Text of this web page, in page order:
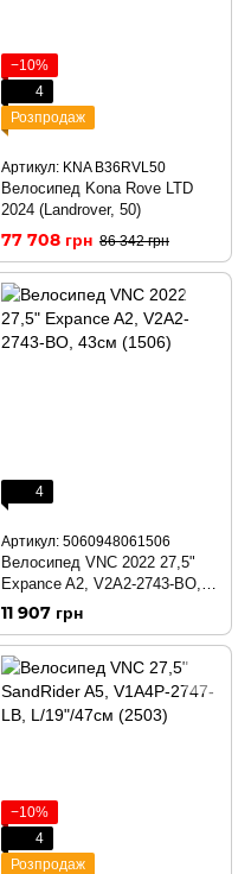
−10%
4
Розпродаж
Артикул: KNA B36RVL50
Велосипед Kona Rove LTD
2024 (Landrover, 50)
77 708 грн 86 342 грн
4
Артикул: 5060948061506
Велосипед VNC 2022 27,5"
Expance A2, V2A2-2743-BO,
43см (1506)
11 907 грн
−10%
4
Розпродаж